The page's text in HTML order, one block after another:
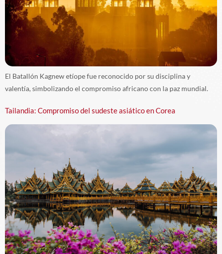
El Batallón Kagnew etíope fue reconocido por su disciplina y
valentía, simbolizando el compromiso africano con la paz mundial.
Tailandia: Compromiso del sudeste asiático en Corea